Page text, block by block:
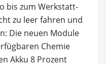
bis zum Werkstatt-
zu leer fahren und
Die neuen Module
Chemie
Akku 8 Prozent